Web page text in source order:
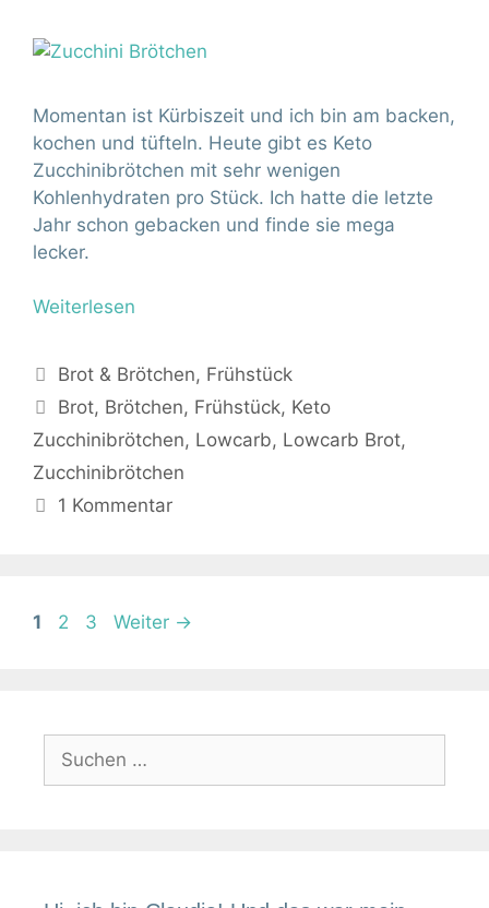
Momentan ist Kürbiszeit und ich bin am backen,
kochen und tüfteln. Heute gibt es Keto
Zucchinibrötchen mit sehr wenigen
Kohlenhydraten pro Stück. Ich hatte die letzte
Jahr schon gebacken und finde sie mega
lecker.
Weiterlesen
Kategorien
Brot & Brötchen, Frühstück
Schlagwörter
Brot, Brötchen, Frühstück, Keto
Zucchinibrötchen, Lowcarb, Lowcarb Brot,
Zucchinibrötchen
1 Kommentar
Seite
1 Seite
2 Seite
3 Weiter →
Suchen
nach: